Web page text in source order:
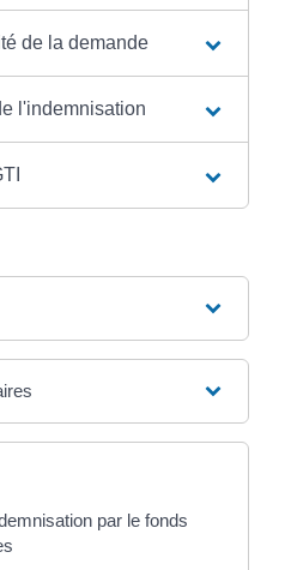
de la demande
l'indemnisation
par le fonds